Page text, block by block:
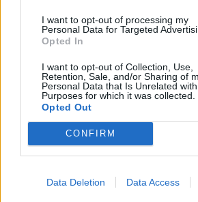
I want to opt-out of processing my
Personal Data for Targeted
Opted In
I want to opt-out of Collection, Use,
Retention, Sale, and/or Sharing of
Personal Data that Is Unrelated
Purposes for which it was collected.
Opted Out
CONFIRM
Data Deletion Data Access
Dogodki
Forum
Mali oglasi
Kdo smo
Oglaševanje
Vse pravice pridržane © 2026